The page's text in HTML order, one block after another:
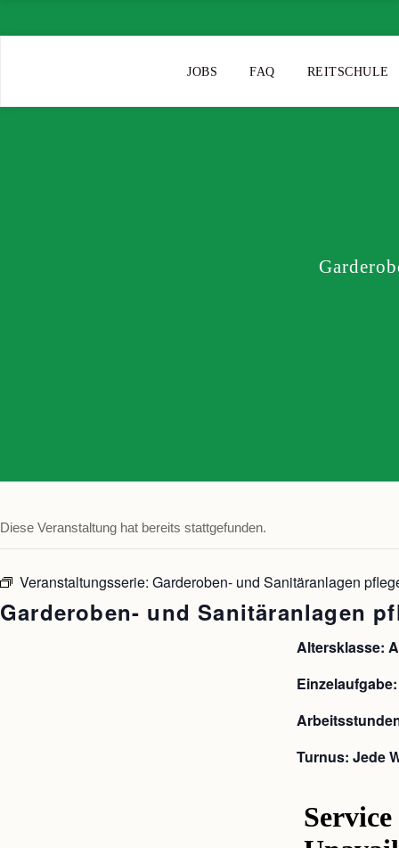
JOBS FAQ REITSCHULE
Diese Veranstaltung hat bereits stattgefunden.
Veranstaltungsserie: Garderoben- und Sanitäranlagen
Garderoben- und Sanitäranlagen
Altersklasse:
Turnus: Jede